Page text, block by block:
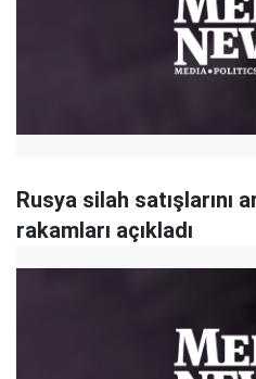
Rusya silah satışlarını
rakamları açıkladı